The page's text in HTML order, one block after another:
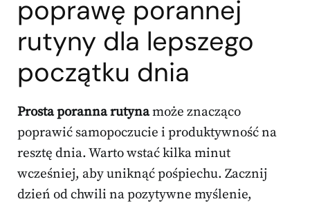
poprawę porannej
rutyny dla lepszego
początku dnia
Prosta poranna rutynamoże znacząco
poprawić samopoczucie i produktywność na
resztę dnia. Warto wstać kilka minut
wcześniej, aby uniknąć pośpiechu. Zacznij
dzień od chwili na pozytywne myślenie,